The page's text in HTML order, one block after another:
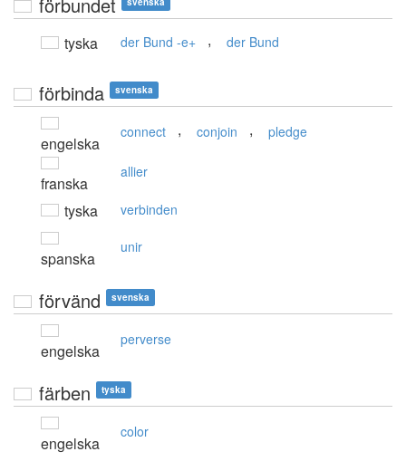
förbundet
tyska der Bund -e+ , der Bund
förbinda svenska
engelska
connect , conjoin , pledge
franska
allier
tyska verbinden
spanska
unir
förvänd svenska
engelska
perverse
färben tyska
engelska
color